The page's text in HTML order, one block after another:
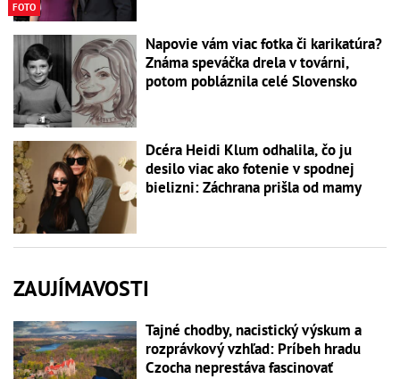
FOTO
Napovie vám viac fotka či karikatúra?
Známa speváčka drela v továrni,
potom pobláznila celé Slovensko
Dcéra Heidi Klum odhalila, čo ju
desilo viac ako fotenie v spodnej
bielizni: Záchrana prišla od mamy
ZAUJÍMAVOSTI
Tajné chodby, nacistický výskum a
rozprávkový vzhľad: Príbeh hradu
Czocha neprestáva fascinovať